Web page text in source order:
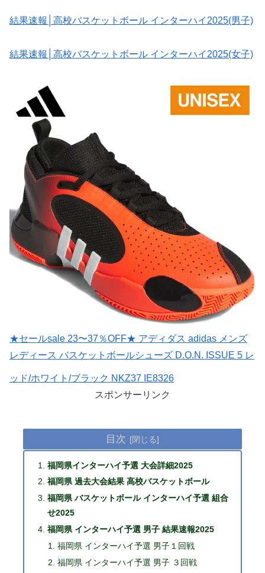
結果速報│高校バスケットボール インターハイ2025(男子)
結果速報│高校バスケットボール インターハイ2025(女子)
★セールsale 23〜37％OFF★ アディダス adidas メンズ
レディース バスケットボールシューズ D.O.N. ISSUE 5 レ
ッド/ホワイト/ブラック NKZ37 IE8326
スポンサーリンク
目次
福岡県インターハイ予選 大会詳細2025
福岡県 過去大会結果 高校バスケットボール
福岡県 バスケットボール インターハイ予選 組合
せ2025
福岡県 インターハイ予選 男子 結果速報2025
福岡県 インターハイ予選 男子１回戦
福岡県 インターハイ予選 男子 ３回戦